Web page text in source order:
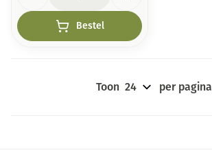
Bestel
Toon per pagina